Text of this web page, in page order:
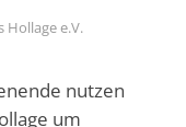
Hollage e.V.
nutzen
um